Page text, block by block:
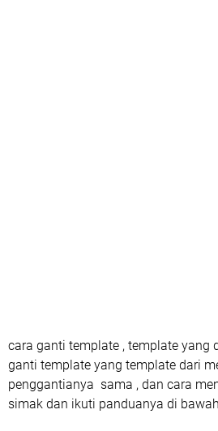
cara ganti template , template yang
ganti template yang template dari
penggantianya sama , dan cara
simak dan ikuti panduanya di